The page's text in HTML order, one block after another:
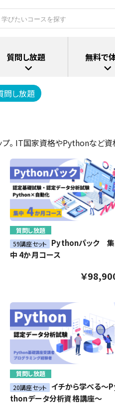
問し放題
。 IT国家資格やPythonなど
質問し放題
59講座セット
Pythonパック 集
中 4か月コース
￥
質問し放題
20講座セット
イチから学べる～
thonデータ分析資格講座～
質問し放題 無料で